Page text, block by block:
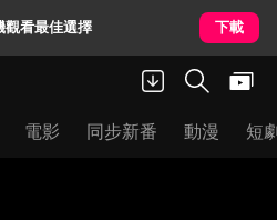
觀看最佳選擇 下載
電影 同步新番 動漫 短